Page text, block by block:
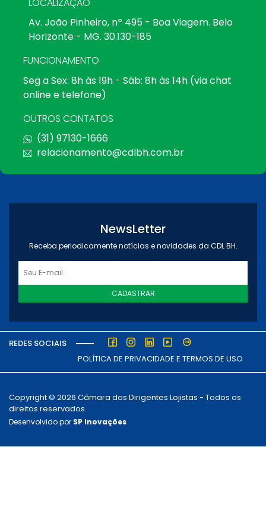
Av. João Pinheiro, nº 495 - Boa Viagem. Belo
Horizonte - MG. 30.130-185
FUNCIONAMENTO
Seg a Sex: 8h às 19h - Sáb: 8h às 14h (via chat
online e telefone)
OUTROS CONTATOS
(31) 97130-1666
relacionamento@cdlbh.com.br
NewsLetter
Receba periodicamente notícias e novidades da CDL BH.
CADASTRAR
REDES SOCIAIS
POLÍTICA DE PRIVACIDADE E TERMOS DE USO
Copyright © 2026 Câmara dos Dirigentes Lojistas - Todos os
direitos reservados.
Desenvolvido por SP Inovações